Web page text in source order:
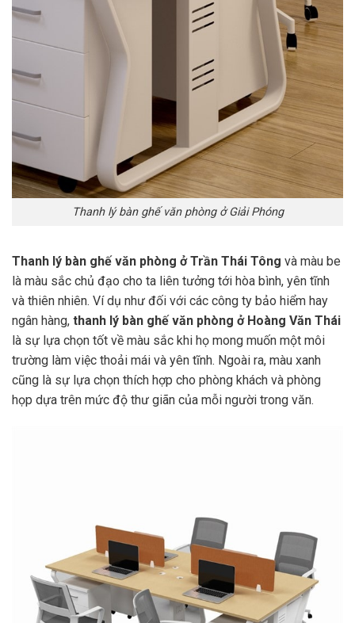
Thanh lý bàn ghế văn phòng ở Giải Phóng
Thanh lý bàn ghế văn phòng ở Trần Thái Tông và màu be
là màu sắc chủ đạo cho ta liên tưởng tới hòa bình, yên tĩnh
và thiên nhiên. Ví dụ như đối với các công ty bảo hiểm hay
ngân hàng, thanh lý bàn ghế văn phòng ở Hoàng Văn Thái
là sự lựa chọn tốt về màu sắc khi họ mong muốn một môi
trường làm việc thoải mái và yên tĩnh. Ngoài ra, màu xanh
cũng là sự lựa chọn thích hợp cho phòng khách và phòng
họp dựa trên mức độ thư giãn của mỗi người trong văn.